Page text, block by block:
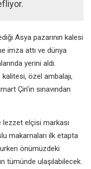
Asya pazarının kalesi
imza attı ve dünya
yerini aldı.
özel ambalajı,
Çin’in sınavından
lezzet elçisi markası
makarnaları ilk etapta
önümüzdeki
tümünde ulaşılabilecek.